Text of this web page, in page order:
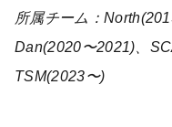
所属チーム：
Dan(2020〜2021)、
TSM(2023〜)